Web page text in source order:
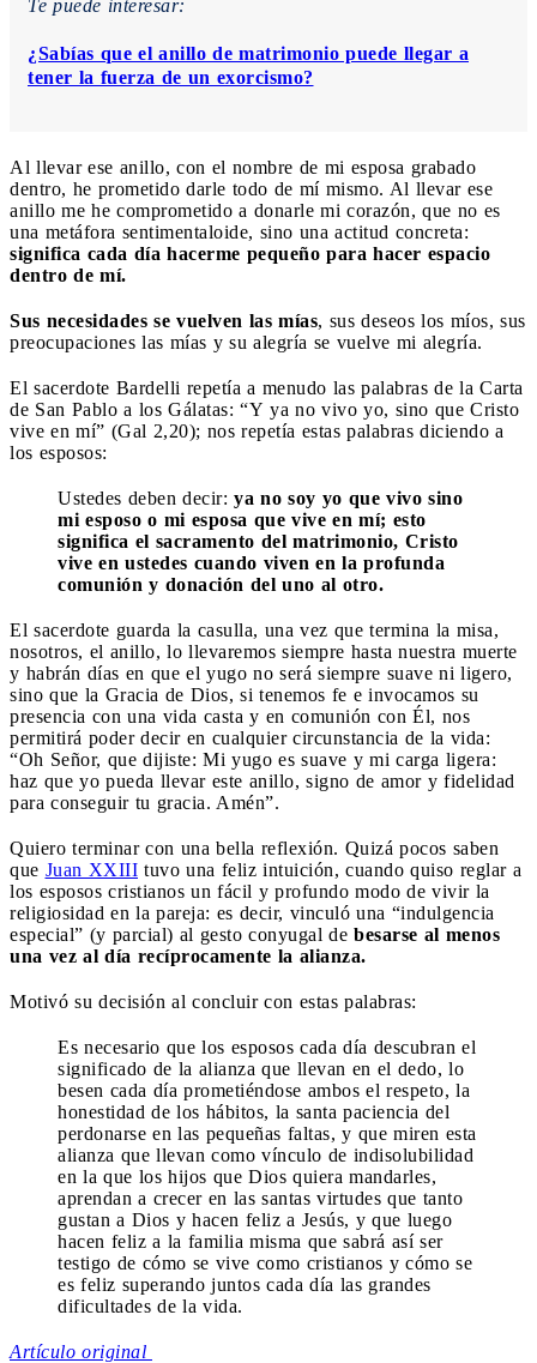
Te puede interesar:
¿Sabías que el anillo de matrimonio puede llegar a
tener la fuerza de un exorcismo?
Al llevar ese anillo, con el nombre de mi esposa grabado
dentro, he prometido darle todo de mí mismo. Al llevar ese
anillo me he comprometido a donarle mi corazón, que no es
una metáfora sentimentaloide, sino una actitud concreta:
significa cada día hacerme pequeño para hacer espacio
dentro de mí.
Sus necesidades se vuelven las mías, sus deseos los míos, sus
preocupaciones las mías y su alegría se vuelve mi alegría.
El sacerdote Bardelli repetía a menudo las palabras de la Carta
de San Pablo a los Gálatas: “Y ya no vivo yo, sino que Cristo
vive en mí” (Gal 2,20); nos repetía estas palabras diciendo a
los esposos:
Ustedes deben decir: ya no soy yo que vivo sino
mi esposo o mi esposa que vive en mí; esto
significa el sacramento del matrimonio, Cristo
vive en ustedes cuando viven en la profunda
comunión y donación del uno al otro.
El sacerdote guarda la casulla, una vez que termina la misa,
nosotros, el anillo, lo llevaremos siempre hasta nuestra muerte
y habrán días en que el yugo no será siempre suave ni ligero,
sino que la Gracia de Dios, si tenemos fe e invocamos su
presencia con una vida casta y en comunión con Él, nos
permitirá poder decir en cualquier circunstancia de la vida:
“Oh Señor, que dijiste: Mi yugo es suave y mi carga ligera:
haz que yo pueda llevar este anillo, signo de amor y fidelidad
para conseguir tu gracia. Amén”.
Quiero terminar con una bella reflexión. Quizá pocos saben
que Juan XXIII tuvo una feliz intuición, cuando quiso reglar a
los esposos cristianos un fácil y profundo modo de vivir la
religiosidad en la pareja: es decir, vinculó una “indulgencia
especial” (y parcial) al gesto conyugal de besarse al menos
una vez al día recíprocamente la alianza.
Motivó su decisión al concluir con estas palabras:
Es necesario que los esposos cada día descubran el
significado de la alianza que llevan en el dedo, lo
besen cada día prometiéndose ambos el respeto, la
honestidad de los hábitos, la santa paciencia del
perdonarse en las pequeñas faltas, y que miren esta
alianza que llevan como vínculo de indisolubilidad
en la que los hijos que Dios quiera mandarles,
aprendan a crecer en las santas virtudes que tanto
gustan a Dios y hacen feliz a Jesús, y que luego
hacen feliz a la familia misma que sabrá así ser
testigo de cómo se vive como cristianos y cómo se
es feliz superando juntos cada día las grandes
dificultades de la vida.
Artículo original